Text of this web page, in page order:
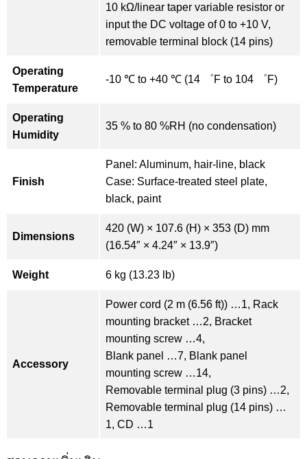
10 kΩ/linear taper variable resistor or
input the DC voltage of 0 to +10 V,
removable terminal block (14 pins)
Operating
Temperature
-10 ℃ to +40 ℃ (14 ゜F to 104 ゜F)
Operating
Humidity
35 % to 80 %RH (no condensation)
Finish
Panel: Aluminum, hair-line, black
Case: Surface-treated steel plate,
black, paint
Dimensions
420 (W) × 107.6 (H) × 353 (D) mm
(16.54″ × 4.24″ × 13.9″)
Weight 6 kg (13.23 lb)
Accessory
Power cord (2 m (6.56 ft)) …1, Rack
mounting bracket …2, Bracket
mounting screw …4,
Blank panel …7, Blank panel
mounting screw …14,
Removable terminal plug (3 pins) …2,
Removable terminal plug (14 pins) …
1, CD …1